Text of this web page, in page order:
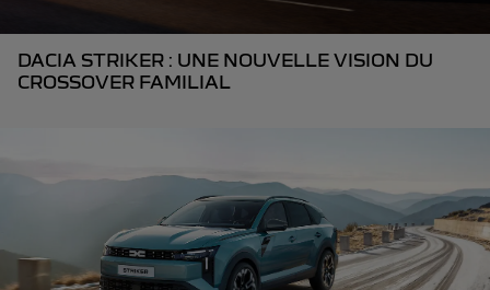
DACIA STRIKER : UNE NOUVELLE VISION DU
CROSSOVER FAMILIAL